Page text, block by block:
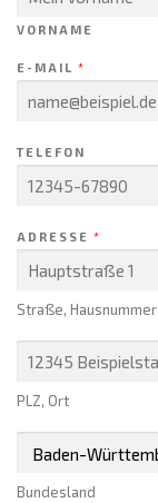
VORNAME
E-MAIL *
TELEFON
ADRESSE *
Straße, Hausnummer
PLZ, Ort
Bundesland